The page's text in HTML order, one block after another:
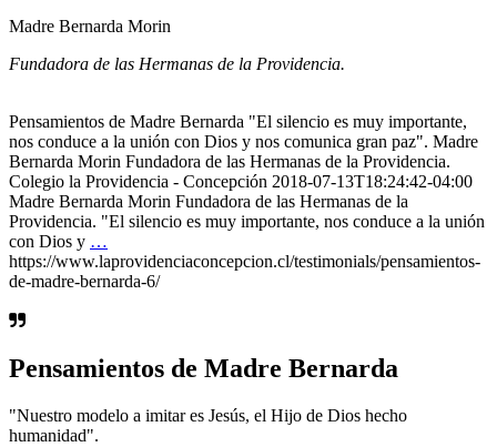
Madre Bernarda Morin
Fundadora de las Hermanas de la Providencia.
Pensamientos de Madre Bernarda "El silencio es muy importante,
nos conduce a la unión con Dios y nos comunica gran paz". Madre
Bernarda Morin Fundadora de las Hermanas de la Providencia.
Colegio la Providencia - Concepción 2018-07-13T18:24:42-04:00
Madre Bernarda Morin Fundadora de las Hermanas de la
Providencia. "El silencio es muy importante, nos conduce a la unión
con Dios y …
https://www.laprovidenciaconcepcion.cl/testimonials/pensamientos-
de-madre-bernarda-6/
Pensamientos de Madre Bernarda
"Nuestro modelo a imitar es Jesús, el Hijo de Dios hecho
humanidad".